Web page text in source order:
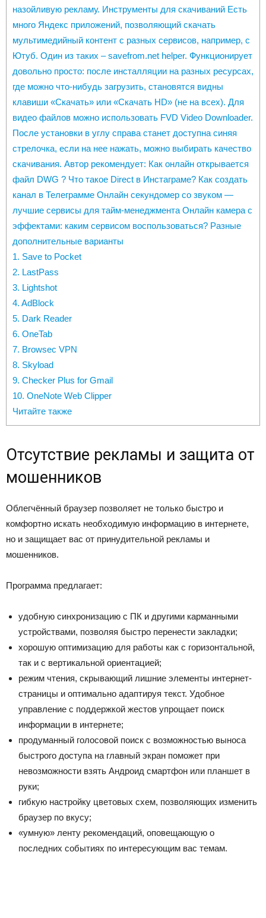
назойливую рекламу. Инструменты для скачиваний Есть
много Яндекс приложений, позволяющий скачать
мультимедийный контент с разных сервисов, например, с
Ютуб. Один из таких – savefrom.net helper. Функционирует
довольно просто: после инсталляции на разных ресурсах,
где можно что-нибудь загрузить, становятся видны
клавиши «Скачать» или «Скачать HD» (не на всех). Для
видео файлов можно использовать FVD Video Downloader.
После установки в углу справа станет доступна синяя
стрелочка, если на нее нажать, можно выбирать качество
скачивания. Автор рекомендует: Как онлайн открывается
файл DWG ? Что такое Direct в Инстаграме? Как создать
канал в Телеграмме Онлайн секундомер со звуком —
лучшие сервисы для тайм-менеджмента Онлайн камера с
эффектами: каким сервисом воспользоваться? Разные
дополнительные варианты
1. Save to Pocket
2. LastPass
3. Lightshot
4. AdBlock
5. Dark Reader
6. OneTab
7. Browsec VPN
8. Skyload
9. Checker Plus for Gmail
10. OneNote Web Clipper
Читайте также
Отсутствие рекламы и защита от
мошенников
Облегчённый браузер позволяет не только быстро и
комфортно искать необходимую информацию в интернете,
но и защищает вас от принудительной рекламы и
мошенников.
Программа предлагает:
удобную синхронизацию с ПК и другими карманными
устройствами, позволяя быстро перенести закладки;
хорошую оптимизацию для работы как с горизонтальной,
так и с вертикальной ориентацией;
режим чтения, скрывающий лишние элементы интернет-
страницы и оптимально адаптируя текст. Удобное
управление с поддержкой жестов упрощает поиск
информации в интернете;
продуманный голосовой поиск с возможностью выноса
быстрого доступа на главный экран поможет при
невозможности взять Андроид смартфон или планшет в
руки;
гибкую настройку цветовых схем, позволяющих изменить
браузер по вкусу;
«умную» ленту рекомендаций, оповещающую о
последних событиях по интересующим вас темам.